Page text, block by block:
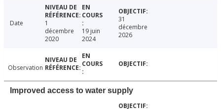
Date
1
décembre
2020
19 juin
2024
31
décembre
2026
Observation
Improved access to water supply